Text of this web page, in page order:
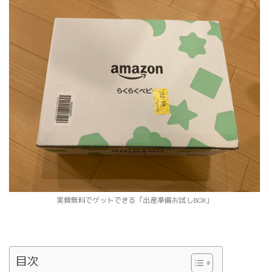
実質無料でゲットできる「出産準備お試しBOX」
目次